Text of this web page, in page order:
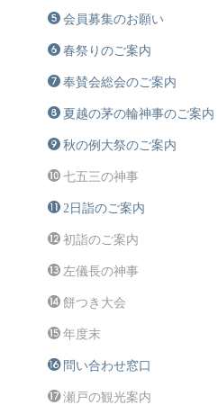
会員募集のお願い
春祭りのご案内
奉賛会総会のご案内
夏越の茅の輪神事のご案内
秋の例大祭のご案内
七五三の神事
2日詣のご案内
初詣のご案内
左儀長の神事
餅つき大会
年度末
問い合わせ窓口
瀬戸の観光案内